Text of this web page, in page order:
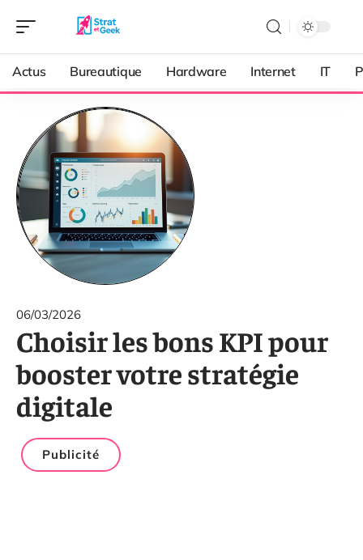
Actus Bureautique Hardware Internet IT
06/03/2026
Choisir les bons KPI pour
booster votre stratégie
digitale
Publicité